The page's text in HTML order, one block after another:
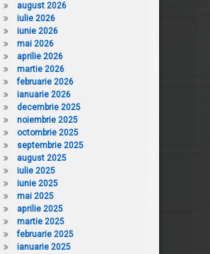
august 2026
iulie 2026
iunie 2026
mai 2026
aprilie 2026
martie 2026
februarie 2026
ianuarie 2026
decembrie 2025
noiembrie 2025
octombrie 2025
septembrie 2025
august 2025
iulie 2025
iunie 2025
mai 2025
aprilie 2025
martie 2025
februarie 2025
ianuarie 2025